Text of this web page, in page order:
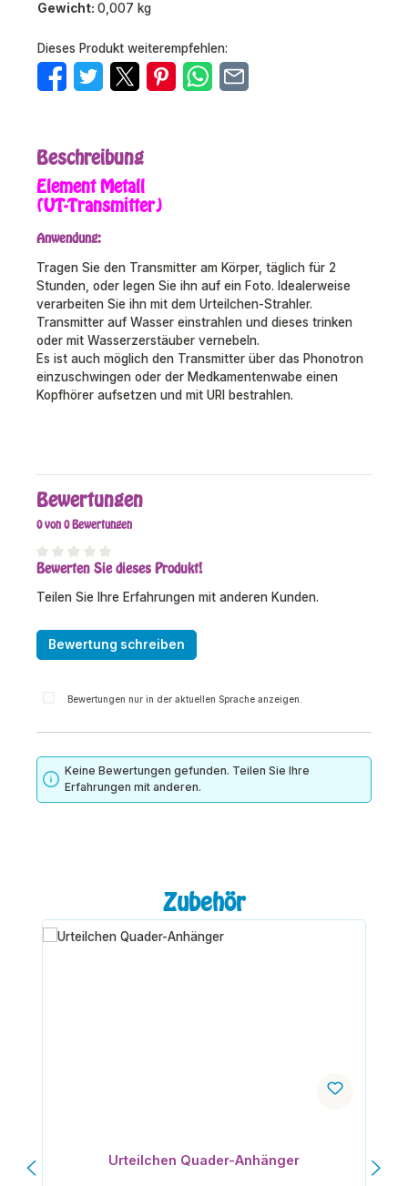
Gewicht: 0,007 kg
Dieses Produkt weiterempfehlen:
Beschreibung
Element Metall
(UT-Transmitter)
Anwendung:
Tragen Sie den Transmitter am Körper, täglich für 2
Stunden, oder legen Sie ihn auf ein Foto. Idealerweise
verarbeiten Sie ihn mit dem Urteilchen-Strahler.
Transmitter auf Wasser einstrahlen und dieses trinken
oder mit Wasserzerstäuber vernebeln.
Es ist auch möglich den Transmitter über das Phonotron
einzuschwingen oder der Medkamentenwabe einen
Kopfhörer aufsetzen und mit URI bestrahlen.
Bewertungen
0 von 0 Bewertungen
Durchschnittliche Bewertung von 0 von 5 Sternen
Bewerten Sie dieses Produkt!
Teilen Sie Ihre Erfahrungen mit anderen Kunden.
Bewertung schreiben
Bewertungen nur in der aktuellen Sprache anzeigen.
Keine Bewertungen gefunden. Teilen Sie Ihre
Erfahrungen mit anderen.
Produktgalerie überspringenZubehör
Urteilchen Quader-Anhänger